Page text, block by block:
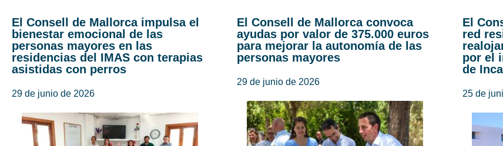
El Consell de Mallorca impulsa el
bienestar emocional de las
personas mayores en las
residencias del IMAS con terapias
asistidas con perros
29 de junio de 2026
El Consell de Mallorca convoca
ayudas por valor de 375.000 euros
para mejorar la autonomía de las
personas mayores
29 de junio de 2026
El
red
por el
de Inca
25 de